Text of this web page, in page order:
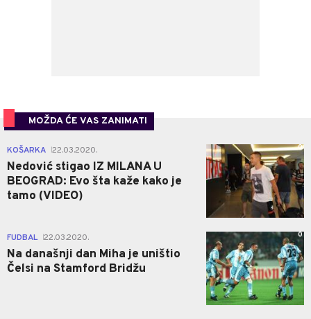
MOŽDA ĆE VAS ZANIMATI
KOŠARKA 22.03.2020.
Nedović stigao IZ MILANA U
BEOGRAD: Evo šta kaže kako je
tamo (VIDEO)
0
FUDBAL 22.03.2020.
Na današnji dan Miha je uništio
Čelsi na Stamford Bridžu
0